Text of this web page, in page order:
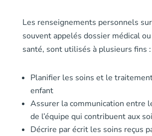
Les renseignements personnels
souvent appelés dossier médical
santé, sont utilisés à plusieurs fins :
Planifier les soins et le
enfant
Assurer la communication entre
de l’équipe qui contribuent aux
Décrire par écrit les soins reçus